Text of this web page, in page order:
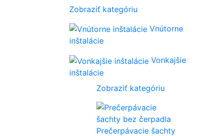
Zobraziť kategóriu
Vnútorne
inštalácie
Vonkajšie
inštalácie
Zobraziť kategóriu
Prečerpávacie šachty